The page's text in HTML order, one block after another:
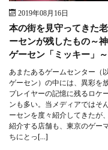
2019年08月16日
本の街を見守ってきた
ーセンが残したもの～
ゲーセン「ミッキー」
あまたあるゲームセンター（以
ゲーセン）の中には、異彩を放
プレイヤーの記憶に残るロケ
ンも多い。当メディアではそ
ーセンを度々紹介してきたが
紹介する店舗も、東京のゲー
ちにとっ[…]